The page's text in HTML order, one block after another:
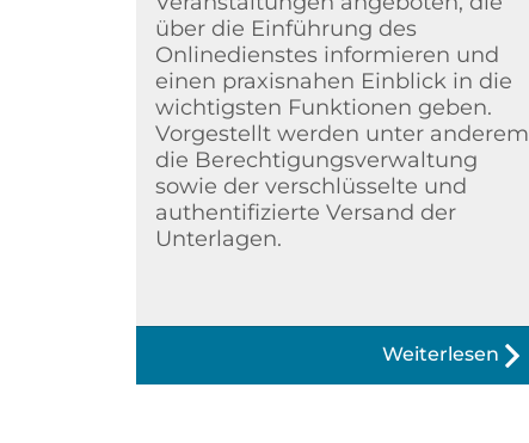
über die Einführung des
Onlinedienstes informieren und
einen praxisnahen Einblick in die
wichtigsten Funktionen geben.
Vorgestellt werden unter anderem
die Berechtigungsverwaltung
sowie der verschlüsselte und
authentifizierte Versand der
Unterlagen.
Weiterlesen